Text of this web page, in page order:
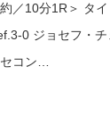
／10分1R＞ タイ
0 ジョセフ・
コン…